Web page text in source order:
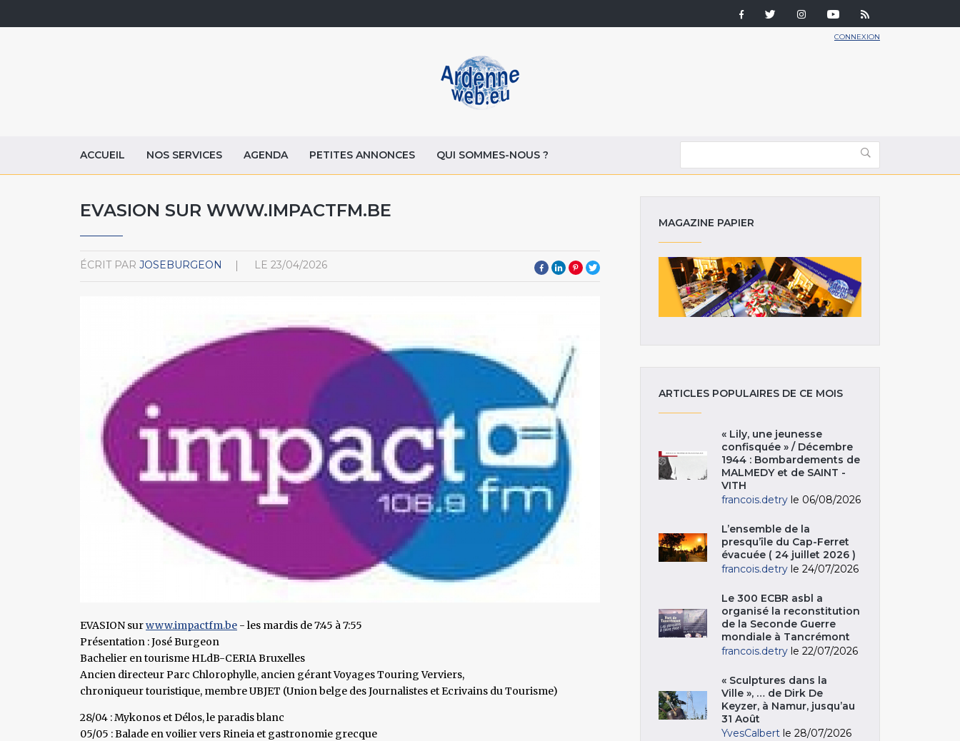
CONNEXION
ACCUEIL NOS SERVICES AGENDA PETITES ANNONCES QUI SOMMES-NOUS ?
EVASION SUR WWW.IMPACTFM.BE
ÉCRIT PAR JOSEBURGEON LE 23/04/2026
EVASION surwww.impactfm.be - les mardis de 7:45 à 7:55
Présentation : José Burgeon
Bachelier en tourisme HLdB-CERIA Bruxelles
Ancien directeur Parc Chlorophylle, ancien gérant Voyages Touring Verviers,
chroniqueur touristique, membre UBJET (Union belge des Journalistes et Ecrivains du Tourisme)
28/04 : Mykonos et Délos, le paradis blanc
05/05 : Balade en voilier vers Rineia et gastronomie grecque
MAGAZINE PAPIER
ARTICLES POPULAIRES DE CE MOIS
« Lily, une jeunesse
confisquée » / Décembre
1944 : Bombardements de
MALMEDY et de SAINT -
VITH
francois.detry le 06/08/2026
L’ensemble de la
presqu’île du Cap-Ferret
évacuée ( 24 juillet 2026 )
francois.detry le 24/07/2026
Le 300 ECBR asbl a
organisé la reconstitution
de la Seconde Guerre
mondiale à Tancrémont
francois.detry le 22/07/2026
« Sculptures dans la
Ville », … de Dirk De
Keyzer, à Namur, jusqu’au
31 Août
YvesCalbert le 28/07/2026